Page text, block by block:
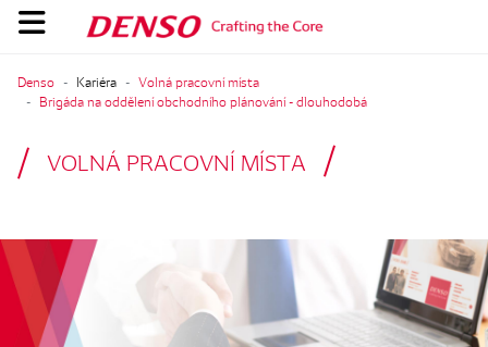
Denso Kariéra
Volná pracovní místa
Brigáda na oddělení obchodního plánování - dlouhodobá
VOLNÁ PRACOVNÍ MÍSTA